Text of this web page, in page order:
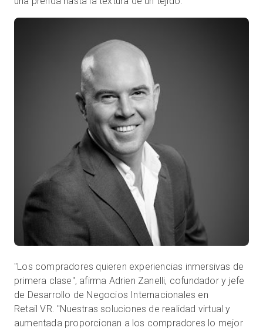
"Los compradores quieren experiencias inmersivas de
primera clase", afirma Adrien Zanelli, cofundador y jefe
de Desarrollo de Negocios Internacionales en
Retail VR. "Nuestras soluciones de realidad virtual y
aumentada proporcionan a los compradores lo mejor